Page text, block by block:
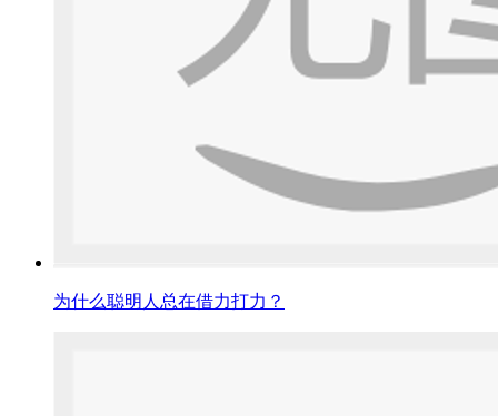
为什么聪明人总在借力打力？